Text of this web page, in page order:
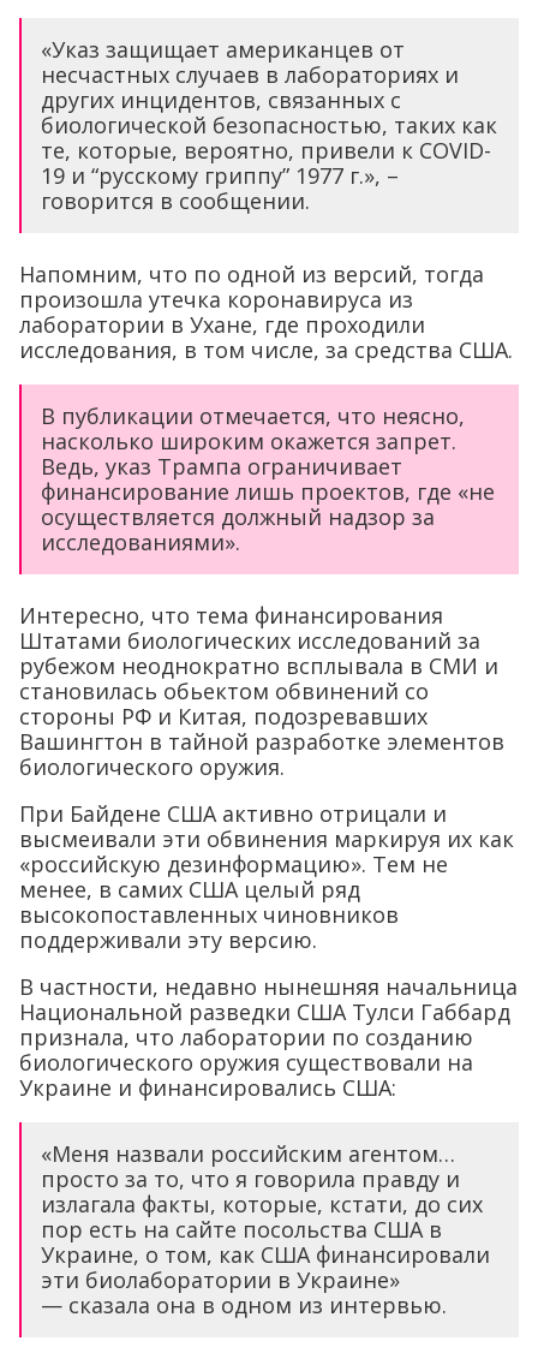
«Указ защищает американцев от
несчастных случаев в лабораториях и
других инцидентов, связанных с
биологической безопасностью, таких как
те, которые, вероятно, привели к COVID-
19 и “русскому гриппу” 1977 г.», –
говорится в сообщении.
Напомним, что по одной из версий, тогда
произошла утечка коронавируса из
лаборатории в Ухане, где проходили
исследования, в том числе, за средства США.
В публикации отмечается, что неясно,
насколько широким окажется запрет.
Ведь, указ Трампа ограничивает
финансирование лишь проектов, где «не
осуществляется должный надзор за
исследованиями».
Интересно, что тема финансирования
Штатами биологических исследований за
рубежом неоднократно всплывала в СМИ и
становилась обьектом обвинений со
стороны РФ и Китая, подозревавших
Вашингтон в тайной разработке элементов
биологического оружия.
При Байдене США активно отрицали и
высмеивали эти обвинения маркируя их как
«российскую дезинформацию». Тем не
менее, в самих США целый ряд
высокопоставленных чиновников
поддерживали эту версию.
В частности, недавно нынешняя начальница
Национальной разведки США Тулси Габбард
признала, что лаборатории по созданию
биологического оружия существовали на
Украине и финансировались США:
«Меня назвали российским агентом…
просто за то, что я говорила правду и
излагала факты, которые, кстати, до сих
пор есть на сайте посольства США в
Украине, о том, как США финансировали
эти биолаборатории в Украине»
— сказала она в одном из интервью.